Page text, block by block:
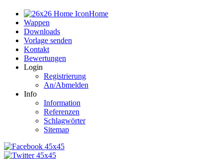
Home
Wappen
Downloads
Vorlage senden
Kontakt
Bewertungen
Login
Registrierung
An/Abmelden
Info
Information
Referenzen
Schlagwörter
Sitemap